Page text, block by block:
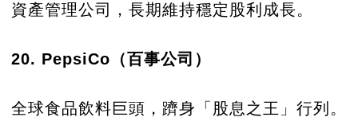
資產管理公司，長期維持穩定股利成長。
20. PepsiCo（百事公司）
全球食品飲料巨頭，躋身「股息之王」行列。